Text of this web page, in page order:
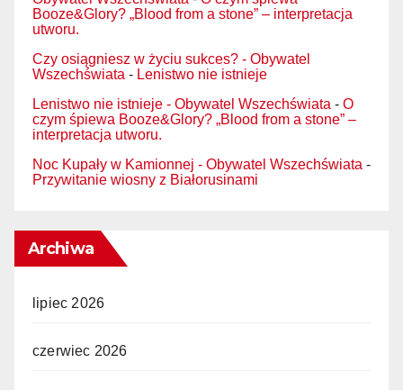
Booze&Glory? „Blood from a stone” – interpretacja
utworu.
Czy osiągniesz w życiu sukces? - Obywatel
Wszechświata - Lenistwo nie istnieje
Lenistwo nie istnieje - Obywatel Wszechświata - O
czym śpiewa Booze&Glory? „Blood from a stone” –
interpretacja utworu.
Noc Kupały w Kamionnej - Obywatel Wszechświata -
Przywitanie wiosny z Białorusinami
Archiwa
lipiec 2026
czerwiec 2026